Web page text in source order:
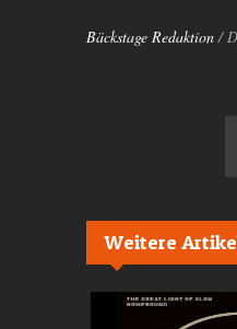
Bäckstage Redaktion/
Weitere